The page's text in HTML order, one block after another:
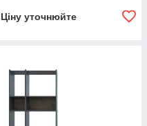
Ціну уточнюйте